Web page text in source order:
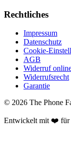
Rechtliches
Impressum
Datenschutz
Cookie-
AGB
Widerruf
Widerrufsrecht
Garantie
© 2026 The Phone
Entwickelt mit ❤️ für